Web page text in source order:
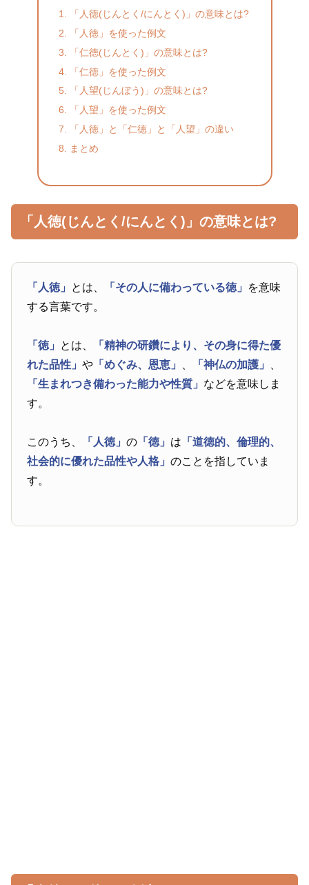
「人徳(じんとく/にんとく)」の意味とは?
「人徳」を使った例文
「仁徳(じんとく)」の意味とは?
「仁徳」を使った例文
「人望(じんぼう)」の意味とは?
「人望」を使った例文
「人徳」と「仁徳」と「人望」の違い
まとめ
「人徳(じんとく/にんとく)」の意味とは?
「人徳」 とは、 「その人に備わっている徳」 を意味
する言葉です。
「徳」 とは、
「精神の研鑽により、その身に得た優
れた品性」や 「めぐみ、恩恵」 「神仏の加護」
「生まれつき備わった能力や性質」 などを意味しま
す。
このうち、 「人徳」の 「徳」 は 「道徳的、倫理的、
社会的に優れた品性や人格」のことを指していま
す。